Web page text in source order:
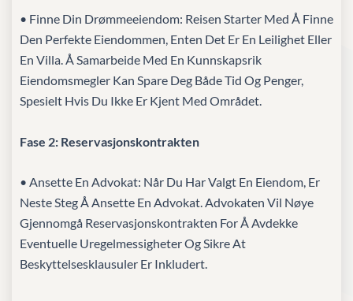
• Finne Din Drømmeeiendom: Reisen Starter Med Å Finne
Den Perfekte Eiendommen, Enten Det Er En Leilighet Eller
En Villa. Å Samarbeide Med En Kunnskapsrik
Eiendomsmegler Kan Spare Deg Både Tid Og Penger,
Spesielt Hvis Du Ikke Er Kjent Med Området.
Fase 2: Reservasjonskontrakten
• Ansette En Advokat: Når Du Har Valgt En Eiendom, Er
Neste Steg Å Ansette En Advokat. Advokaten Vil Nøye
Gjennomgå Reservasjonskontrakten For Å Avdekke
Eventuelle Uregelmessigheter Og Sikre At
Beskyttelsesklausuler Er Inkludert.